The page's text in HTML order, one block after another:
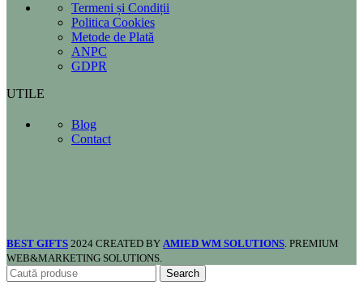
Termeni și Condiții
Politica Cookies
Metode de Plată
ANPC
GDPR
UTILE
Blog
Contact
BEST GIFTS 2024 CREATED BY AMIED WM SOLUTIONS. PREMIUM
WEB&MARKETING SOLUTIONS.
Search